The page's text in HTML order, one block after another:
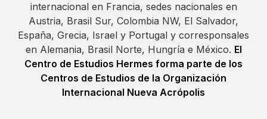
internacional en Francia, sedes nacionales en
Austria, Brasil Sur, Colombia NW, El Salvador,
España, Grecia, Israel y Portugal y corresponsales
en Alemania, Brasil Norte, Hungría e México. El
Centro de Estudios Hermes forma parte de los
Centros de Estudios de la Organización
Internacional Nueva Acrópolis